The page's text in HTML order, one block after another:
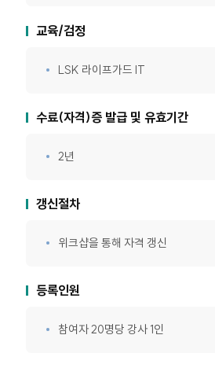
교육/검정
LSK 라이프가드 IT
수료(자격)증 발급 및 유효기간
2년
갱신절차
위크샵을 통해 자격 갱신
등록인원
참여자 20명당 강사 1인